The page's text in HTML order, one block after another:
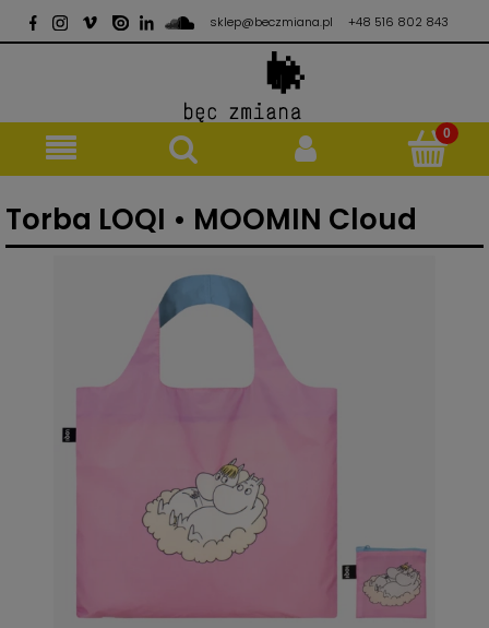
sklep@beczmiana.pl +48 516 802 843
Torba LOQI • MOOMIN Cloud